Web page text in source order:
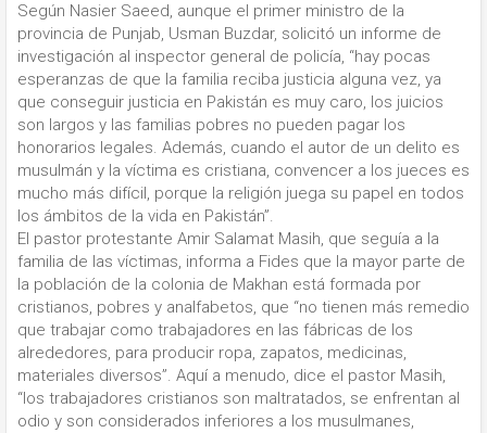
Según Nasier Saeed, aunque el primer ministro de la
provincia de Punjab, Usman Buzdar, solicitó un informe de
investigación al inspector general de policía, “hay pocas
esperanzas de que la familia reciba justicia alguna vez, ya
que conseguir justicia en Pakistán es muy caro, los juicios
son largos y las familias pobres no pueden pagar los
honorarios legales. Además, cuando el autor de un delito es
musulmán y la víctima es cristiana, convencer a los jueces es
mucho más difícil, porque la religión juega su papel en todos
los ámbitos de la vida en Pakistán”.
El pastor protestante Amir Salamat Masih, que seguía a la
familia de las víctimas, informa a Fides que la mayor parte de
la población de la colonia de Makhan está formada por
cristianos, pobres y analfabetos, que “no tienen más remedio
que trabajar como trabajadores en las fábricas de los
alrededores, para producir ropa, zapatos, medicinas,
materiales diversos”. Aquí a menudo, dice el pastor Masih,
“los trabajadores cristianos son maltratados, se enfrentan al
odio y son considerados inferiores a los musulmanes,